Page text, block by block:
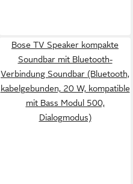
Bose TV Speaker kompakte
Soundbar mit Bluetooth-
Verbindung Soundbar (Bluetooth,
kabelgebunden, 20 W, kompatible
mit Bass Modul 500,
Dialogmodus)